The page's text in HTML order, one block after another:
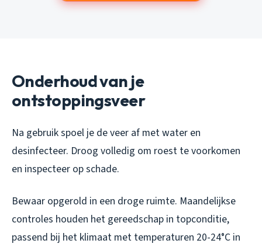
Onderhoud van je
ontstoppingsveer
Na gebruik spoel je de veer af met water en
desinfecteer. Droog volledig om roest te voorkomen
en inspecteer op schade.
Bewaar opgerold in een droge ruimte. Maandelijkse
controles houden het gereedschap in topconditie,
passend bij het klimaat met temperaturen 20-24°C in